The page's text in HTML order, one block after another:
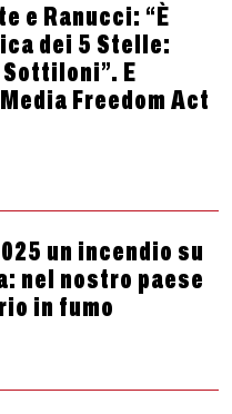
e Ranucci: “È
dei 5 Stelle:
E
Freedom Act
un incendio su
nel nostro paese
in fumo